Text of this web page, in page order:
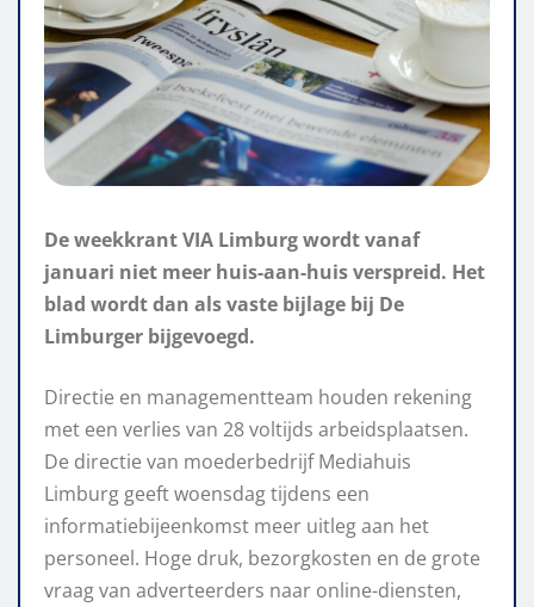
De weekkrant VIA Limburg wordt vanaf
januari niet meer huis-aan-huis verspreid. Het
blad wordt dan als vaste bijlage bij De
Limburger bijgevoegd.
Directie en managementteam houden rekening
met een verlies van 28 voltijds arbeidsplaatsen.
De directie van moederbedrijf Mediahuis
Limburg geeft woensdag tijdens een
informatiebijeenkomst meer uitleg aan het
personeel. Hoge druk, bezorgkosten en de grote
vraag van adverteerders naar online-diensten,